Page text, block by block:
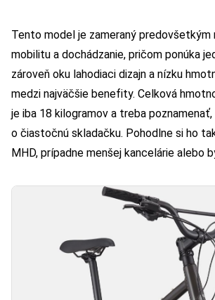
Tento model je zameraný predovšetkým
mobilitu a dochádzanie, pričom ponúka
zároveň oku lahodiaci dizajn a nízku
medzi najväčšie benefity. Celková
je iba 18 kilogramov a treba
o čiastočnú skladačku. Pohodlne si ho
MHD, prípadne menšej kancelárie alebo